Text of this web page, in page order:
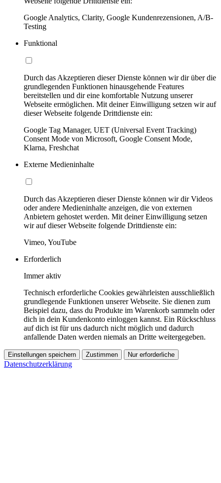
Google Analytics, Clarity, Google Kundenrezensionen, A/B-
Testing
Funktional
Durch das Akzeptieren dieser Dienste können wir dir über die
grundlegenden Funktionen hinausgehende Features
bereitstellen und dir eine komfortable Nutzung unserer
Webseite ermöglichen. Mit deiner Einwilligung setzen wir auf
dieser Webseite folgende Drittdienste ein:
Google Tag Manager, UET (Universal Event Tracking)
Consent Mode von Microsoft, Google Consent Mode,
Klarna, Freshchat
Externe Medieninhalte
Durch das Akzeptieren dieser Dienste können wir dir Videos
oder andere Medieninhalte anzeigen, die von externen
Anbietern gehostet werden. Mit deiner Einwilligung setzen
wir auf dieser Webseite folgende Drittdienste ein:
Vimeo, YouTube
Erforderlich
Immer aktiv
Technisch erforderliche Cookies gewährleisten ausschließlich
grundlegende Funktionen unserer Webseite. Sie dienen zum
Beispiel dazu, dass du Produkte im Warenkorb sammeln oder
dich in dein Kundenkonto einloggen kannst. Ein Rückschluss
auf dich ist für uns dadurch nicht möglich und dadurch
anfallende Daten werden niemals an Dritte weitergegeben.
Einstellungen speichern Zustimmen Nur erforderliche
Datenschutzerklärung